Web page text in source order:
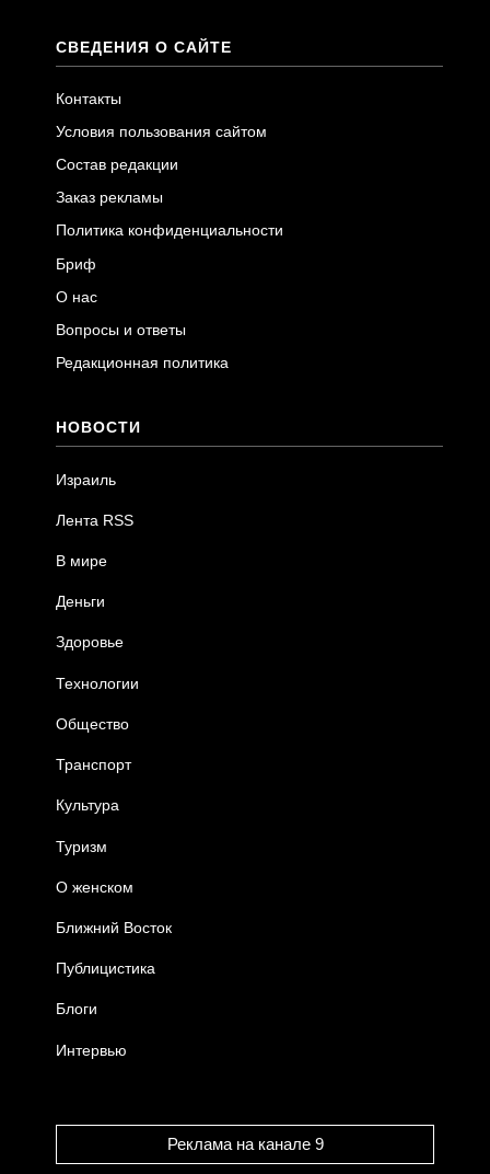
СВЕДЕНИЯ О САЙТЕ
Контакты
Условия пользования сайтом
Состав редакции
Заказ рекламы
Политика конфиденциальности
Бриф
О нас
Вопросы и ответы
Редакционная политика
НОВОСТИ
Израиль
Лента RSS
В мире
Деньги
Здоровье
Технологии
Общество
Транспорт
Культура
Туризм
О женском
Ближний Восток
Публицистика
Блоги
Интервью
Реклама на канале 9